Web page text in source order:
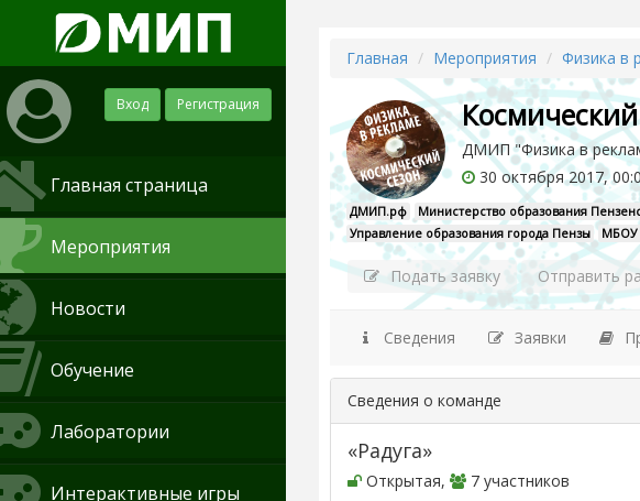
Вход Регистрация
Главная страница
Мероприятия
Новости
Обучение
Лаборатории
Интерактивные игры
Главная Мероприятия Физика в
ДМИП "Физика в
30 октября 2017,
ДМИП.рф Министерство образования
Управление образования города Пензы
МБОУ
Подать заявку Отправить
Сведения Заявки
Сведения о команде
«Радуга»
Открытая,
7 участников